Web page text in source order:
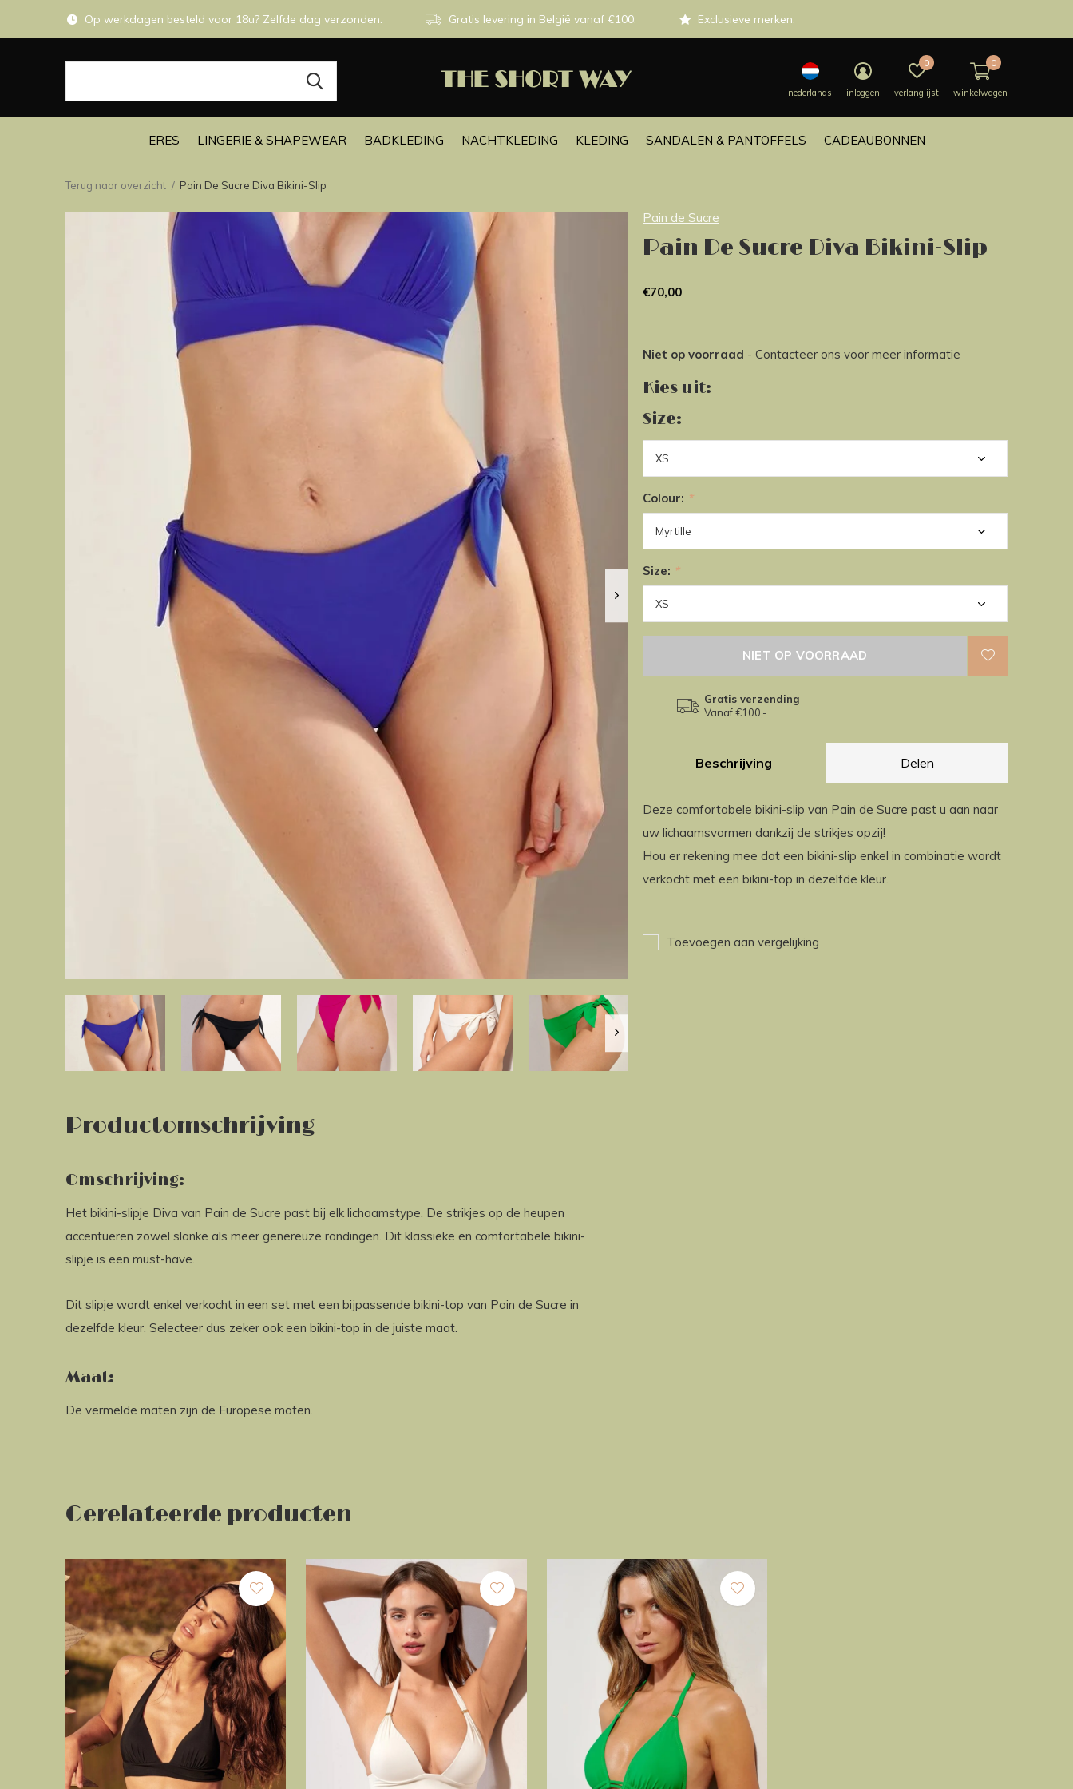
ERES LINGERIE & SHAPEWEAR BADKLEDING NACHTKLEDING KLEDING SANDALEN & PANTOFFELS CADEAUBONNEN
nederlands inloggen verlanglijst
0
winkelwagen
0
Op werkdagen besteld voor 18u? Zelfde dag verzonden. Gratis levering in België vanaf €100. Exclusieve merken.
Terug naar overzicht Pain De Sucre Diva Bikini-Slip
Pain de Sucre
Pain De Sucre Diva Bikini-Slip
€70,00
Niet op voorraad - Contacteer ons voor meer informatie
Kies uit:
Size:
Colour: *
Size: *
NIET OP VOORRAAD
Gratis verzending
Vanaf €100,-
Beschrijving Delen
Deze comfortabele bikini-slip van Pain de Sucre past u aan naar
uw lichaamsvormen dankzij de strikjes opzij!
Hou er rekening mee dat een bikini-slip enkel in combinatie wordt
verkocht met een bikini-top in dezelfde kleur.
Toevoegen aan vergelijking
Productomschrijving
Omschrijving:
Het bikini-slipje Diva van Pain de Sucre past bij elk lichaamstype. De strikjes op de heupen
accentueren zowel slanke als meer genereuze rondingen. Dit klassieke en comfortabele bikini-
slipje is een must-have.
Dit slipje wordt enkel verkocht in een set met een bijpassende bikini-top van Pain de Sucre in
dezelfde kleur. Selecteer dus zeker ook een bikini-top in de juiste maat.
Maat:
De vermelde maten zijn de Europese maten.
Gerelateerde producten